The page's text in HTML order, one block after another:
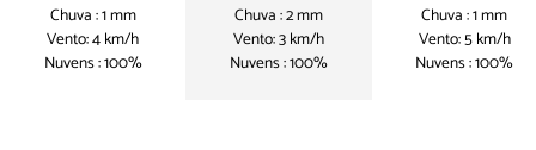
Chuva : 1 mm
Vento: 4 km/h
Nuvens : 100%
Chuva : 2 mm
Vento: 3 km/h
Nuvens : 100%
Chuva : 1 mm
Vento: 5 km/h
Nuvens : 100%